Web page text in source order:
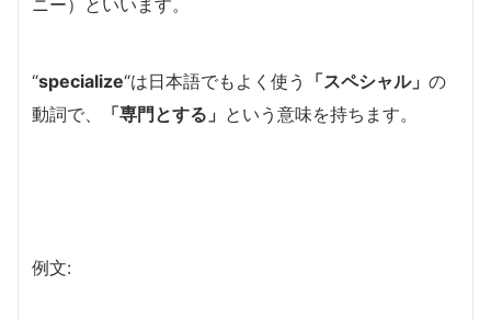
ニー）といいます。
“specialize“は日本語でもよく使う 「スペシャル」 の
動詞で、
「専門とする」 という意味を持ちます。
例文: